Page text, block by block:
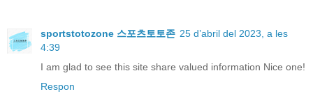
sportstotozone 스포츠토토존 25 d’abril del 2023, a les
4:39
I am glad to see this site share valued information Nice one!
Respon